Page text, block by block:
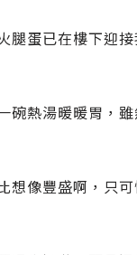
腿蛋已在樓下迎
碗熱湯暖暖胃，
想像豐盛啊，只